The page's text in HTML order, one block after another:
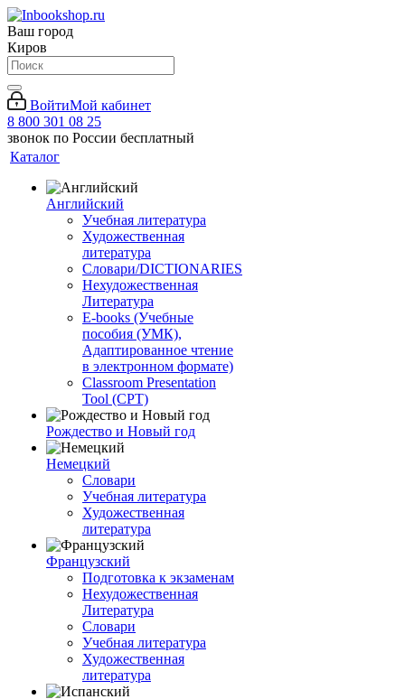
Ваш город
Киров
ВойтиМой кабинет
8 800 301 08 25
звонок по России бесплатный
Каталог
Английский
Учебная литература
Художественная
литература
Словари/DICTIONARIES
Нехудожественная
Литература
E-books (Учебные
пособия (УМК),
Адаптированное чтение
в электронном формате)
Classroom Presentation
Tool (CPT)
Рождество и Новый год
Немецкий
Словари
Учебная литература
Художественная
литература
Французский
Подготовка к экзаменам
Нехудожественная
Литература
Словари
Учебная литература
Художественная
литература